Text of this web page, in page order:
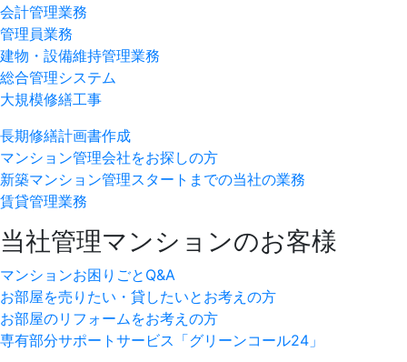
会計管理業務
管理員業務
建物・設備維持管理業務
総合管理システム
大規模修繕工事
長期修繕計画書作成
マンション管理会社をお探しの方
新築マンション管理スタートまでの当社の業務
賃貸管理業務
当社管理マンションのお客様
マンションお困りごとQ&A
お部屋を売りたい・貸したいとお考えの方
お部屋のリフォームをお考えの方
専有部分サポートサービス「グリーンコール24」